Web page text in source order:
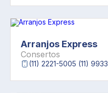
Arranjos Express
Consertos
(11) 2221-5005 (11)